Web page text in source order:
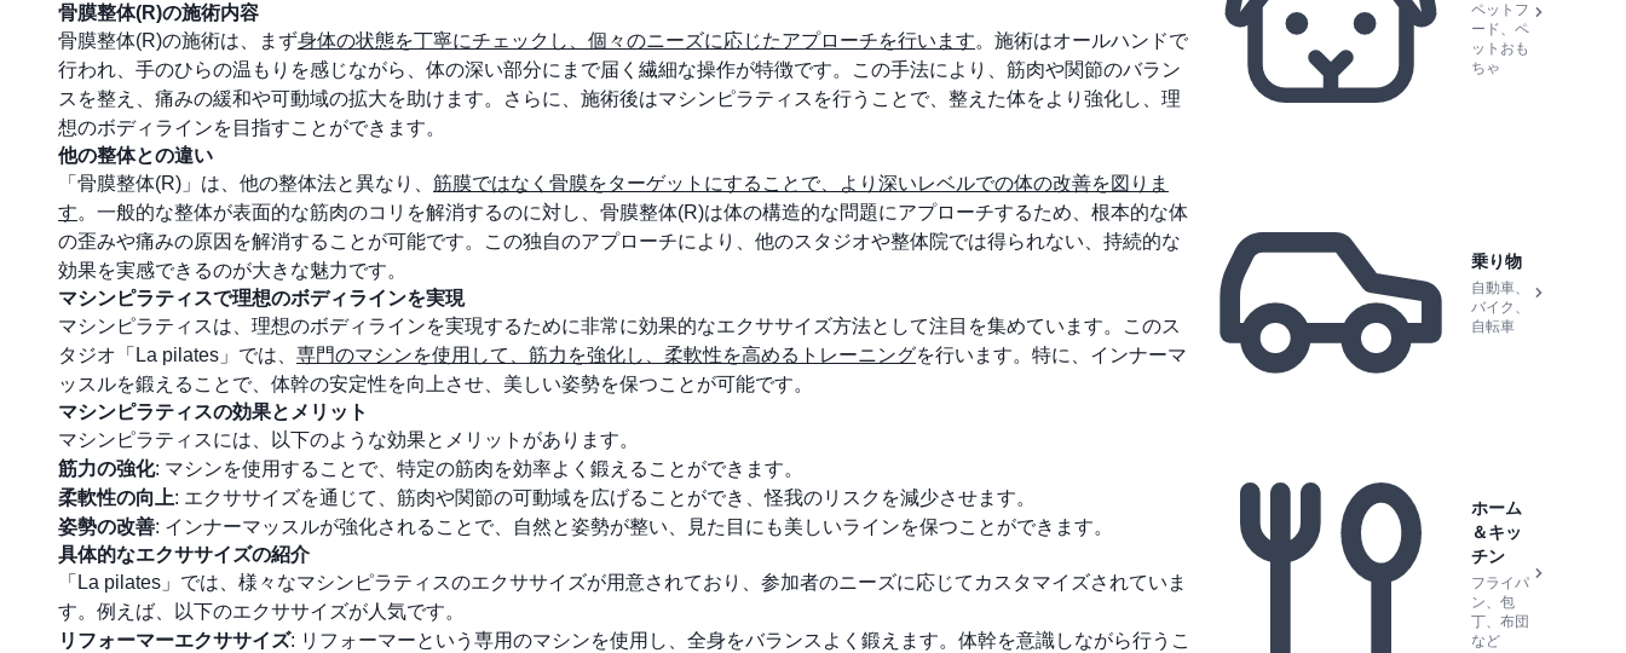
骨膜整体(R)の施術内容
骨膜整体(R)の施術は、まず身体の状態を丁寧にチェックし、個々のニーズに応じたアプローチを行います。施術はオールハンドで
行われ、手のひらの温もりを感じながら、体の深い部分にまで届く繊細な操作が特徴です。この手法により、筋肉や関節のバラン
スを整え、痛みの緩和や可動域の拡大を助けます。さらに、施術後はマシンピラティスを行うことで、整えた体をより強化し、理
想のボディラインを目指すことができます。
他の整体との違い
「骨膜整体(R)」は、他の整体法と異なり、 筋膜ではなく骨膜をターゲットにすることで、より深いレベルでの体の改善を図りま
す。一般的な整体が表面的な筋肉のコリを解消するのに対し、骨膜整体(R)は体の構造的な問題にアプローチするため、根本的な体
の歪みや痛みの原因を解消することが可能です。この独自のアプローチにより、他のスタジオや整体院では得られない、持続的な
効果を実感できるのが大きな魅力です。
マシンピラティスで理想のボディラインを実現
マシンピラティスは、理想のボディラインを実現するために非常に効果的なエクササイズ方法として注目を集めています。このス
タジオ「La pilates」では、 専門のマシンを使用して、筋力を強化し、柔軟性を高めるトレーニングを行います。特に、インナーマ
ッスルを鍛えることで、体幹の安定性を向上させ、美しい姿勢を保つことが可能です。
マシンピラティスの効果とメリット
マシンピラティスには、以下のような効果とメリットがあります。
筋力の強化: マシンを使用することで、特定の筋肉を効率よく鍛えることができます。
柔軟性の向上: エクササイズを通じて、筋肉や関節の可動域を広げることができ、怪我のリスクを減少させます。
姿勢の改善: インナーマッスルが強化されることで、自然と姿勢が整い、見た目にも美しいラインを保つことができます。
具体的なエクササイズの紹介
「La pilates」では、様々なマシンピラティスのエクササイズが用意されており、参加者のニーズに応じてカスタマイズされていま
す。例えば、以下のエクササイズが人気です。
リフォーマーエクササイズ: リフォーマーという専用のマシンを使用し、全身をバランスよく鍛えます。体幹を意識しながら行うこ
ペットフ
ード、ペ
ットおも
ちゃ
乗り物
自動車、
バイク、
自転車
ホーム
＆キッ
チン
フライパ
ン、包
丁、布団
など